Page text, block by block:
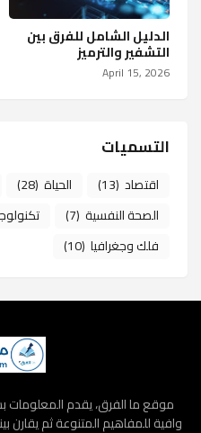
الدليل الشامل للفرق بين
التشفير والترميز
April 15, 2026
التسميات
اقتصاد (13) الحياة (28)
الصحة النفسية (7)
فلك وجغرافيا (10)
موقع ما الفرق، يقدم
وافية للمفاهيم المتنوعة ثم